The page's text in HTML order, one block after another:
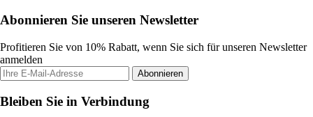
Abonnieren Sie unseren Newsletter
Profitieren Sie von 10% Rabatt, wenn Sie sich für unseren Newsletter
anmelden
Abonnieren
Bleiben Sie in Verbindung